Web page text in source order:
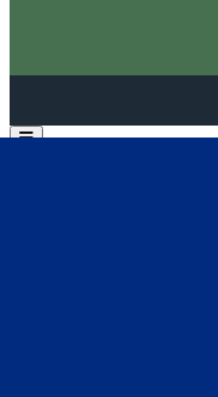
Open main menu